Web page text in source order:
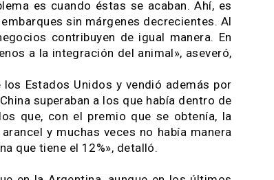
Además, compraba todos los cortes, con y
lo que explica en parte que el novillo
la mejor opción», dijo a Valor Carne
tiene que ver con el volumen que compra
es cuando éstas se acaban.
los embarques sin márgenes
negocios contribuyen de igual manera.
menos a la integración del animal»,